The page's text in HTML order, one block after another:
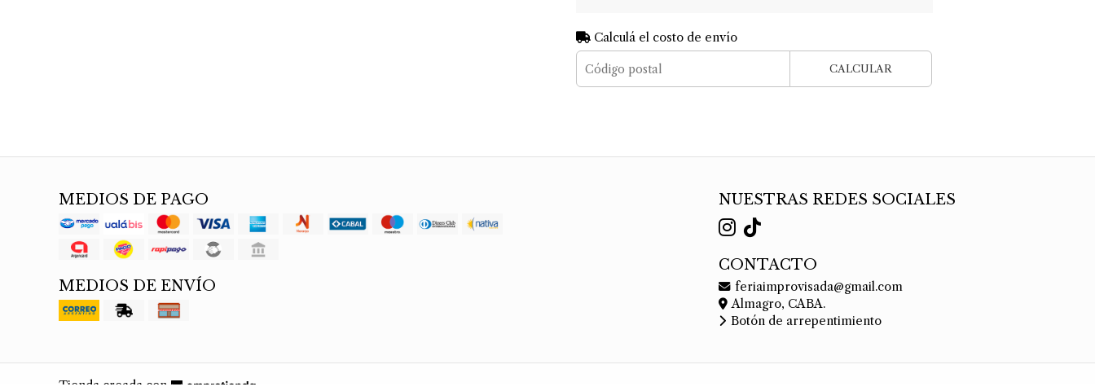
Calculá el costo de envío
CALCULAR
MEDIOS DE PAGO
MEDIOS DE ENVÍO
NUESTRAS REDES SOCIALES
CONTACTO
feriaimprovisada@gmail.com
Almagro, CABA.
Botón de arrepentimiento
Tienda creada con